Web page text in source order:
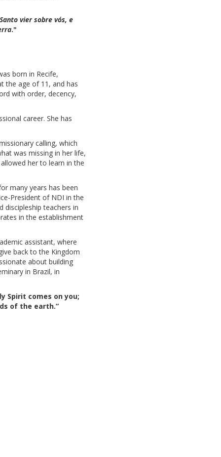
vier sobre vós, e
."
born in Recife,
the age of 11, and has
with order, decency,
career. She has
calling, which
was missing in her life,
her to learn in the
many years has been
President of NDI in the
discipleship teachers in
in the establishment
assistant, where
back to the Kingdom
about building
in Brazil, in
Spirit comes on you;
of the earth.”